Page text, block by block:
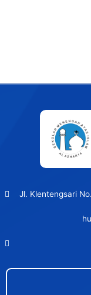
Jl. Klentengsari